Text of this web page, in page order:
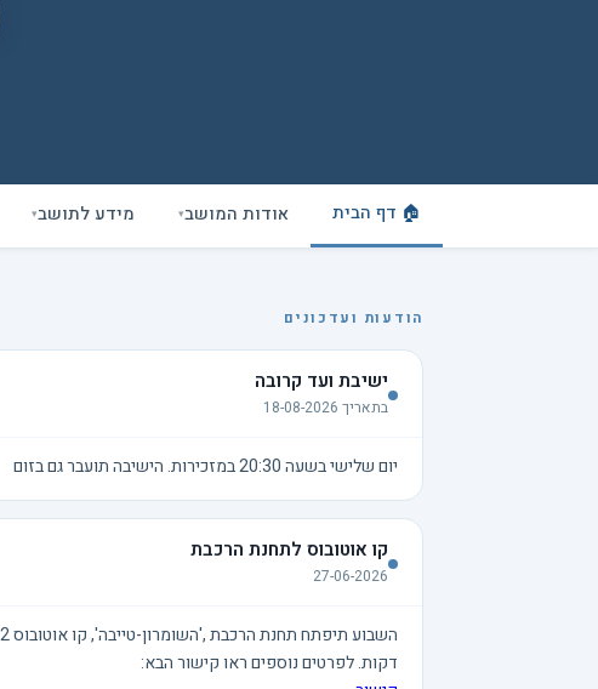
🏠 דף הבית אודות המושב▾ מידע לתושב▾
הודעות ועדכונים
ישיבת ועד קרובה
בתאריך 18-08-2026
יום שלישי בשעה 20:30 במזכירות. הישיבה תועבר גם בזום
קו אוטובוס לתחנת הרכבת
27-06-2026
דקות. לפרטים נוספים ראו קישור הבא: